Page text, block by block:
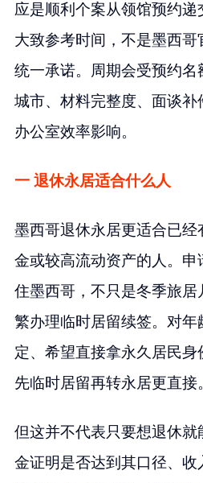
应是顺利个案从领馆预约
大致参考时间，不是墨西
统一承诺。周期会受预约
城市、材料完整度、面谈补
办公室效率影响。
一 退休永居适合什么人
墨西哥退休永居更适合已
金或较高流动资产的人。
住墨西哥，不只是冬季旅居
繁办理临时居留续签。对年
定、希望直接拿永久居民
先临时居留再转永居更直接
但这并不代表只要想退休就
金证明是否达到其口径、收